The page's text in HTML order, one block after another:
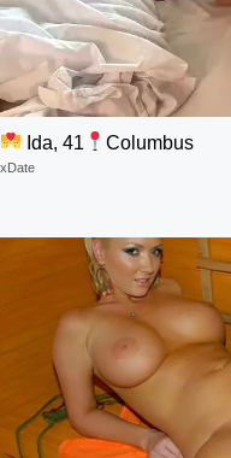
Ida, 41 Columbus
xDate